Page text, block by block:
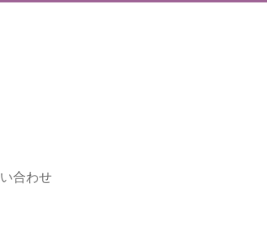
合わせ